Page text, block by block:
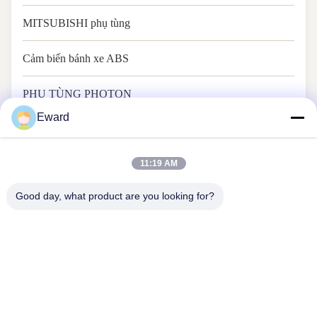
MITSUBISHI phụ tùng
Cảm biến bánh xe ABS
PHỤ TÙNG PHOTON
Eward
11:19 AM
Good day, what product are you looking for?